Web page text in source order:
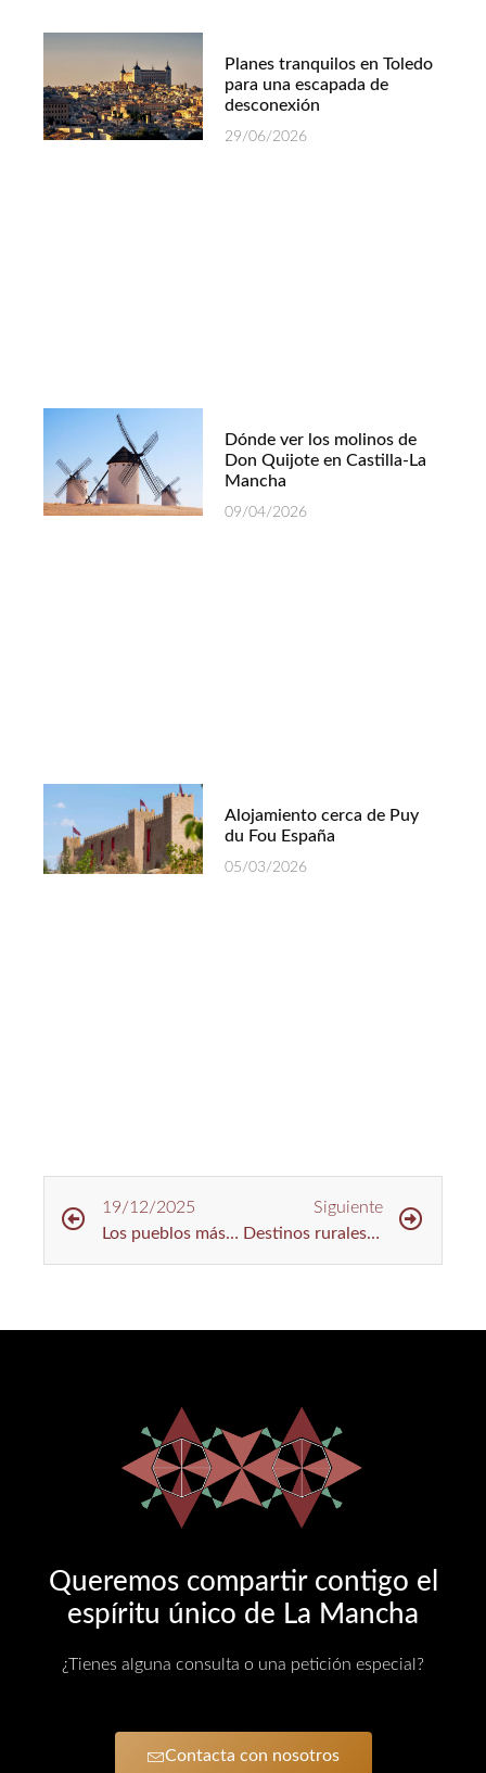
Planes tranquilos en Toledo
para una escapada de
desconexión
29/06/2026
Dónde ver los molinos de
Don Quijote en Castilla-La
Mancha
09/04/2026
Alojamiento cerca de Puy
du Fou España
05/03/2026
19/12/2025
Los pueblos más bonitos de Toledo para visitar en otoño
Siguiente
Destinos rurales poco conocidos para escaparse desde Madrid
Queremos compartir contigo el
espíritu único de La Mancha
¿Tienes alguna consulta o una petición especial?
Contacta con nosotros